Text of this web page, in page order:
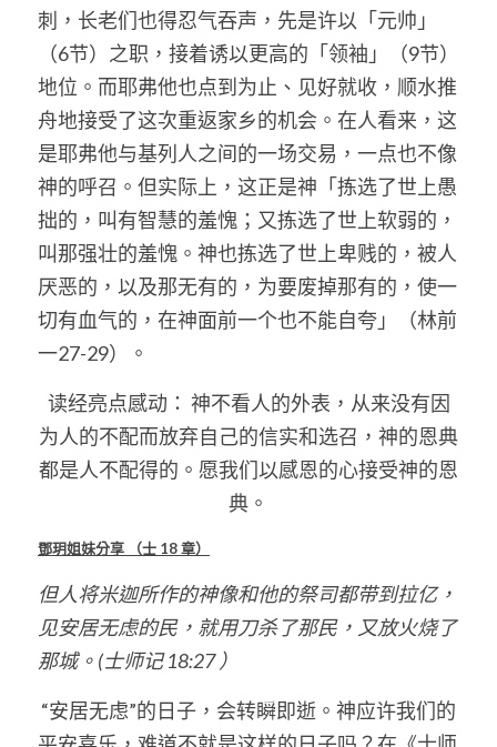
刺，长老们也得忍气吞声，先是许以「元帅」
（6节）之职，接着诱以更高的「领袖」（9节）
地位。而耶弗他也点到为止、见好就收，顺水推
舟地接受了这次重返家乡的机会。在人看来，这
是耶弗他与基列人之间的一场交易，一点也不像
神的呼召。但实际上，这正是神「拣选了世上愚
拙的，叫有智慧的羞愧；又拣选了世上软弱的，
叫那强壮的羞愧。神也拣选了世上卑贱的，被人
厌恶的，以及那无有的，为要废掉那有的，使一
切有血气的，在神面前一个也不能自夸」（林前
一27-29）。
读经亮点感动： 神不看人的外表，从来没有因
为人的不配而放弃自己的信实和选召，神的恩典
都是人不配得的。愿我们以感恩的心接受神的恩
典。
鄧玥姐妹分享 （士 18 章）
但人将米迦所作的神像和他的祭司都带到拉亿，
见安居无虑的民，就用刀杀了那民，又放火烧了
那城。(士师记 18:27 ）